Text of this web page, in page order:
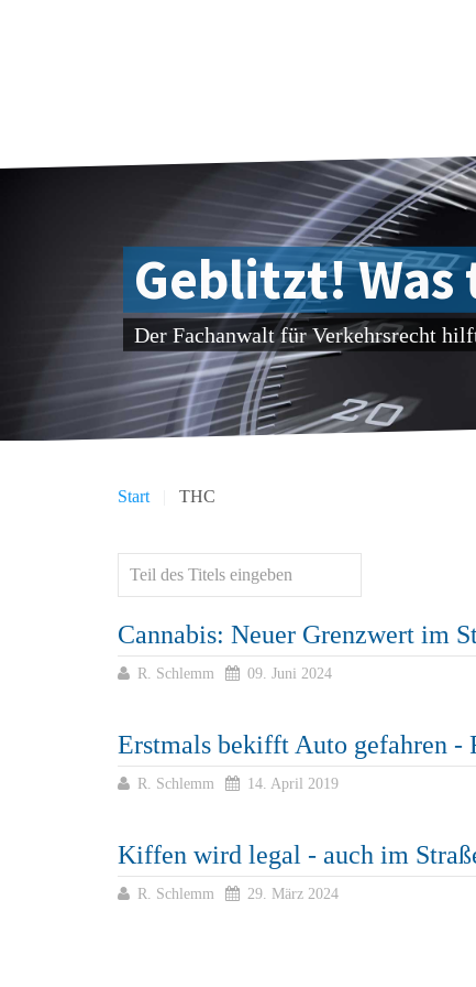
Geblitzt! Was
Der Fachanwalt für Verkehrsrecht
Start THC
Cannabis: Neuer Grenzwert im
R. Schlemm 09. Juni 2024
Erstmals bekifft Auto gefahren -
R. Schlemm 14. April 2019
Kiffen wird legal - auch im
R. Schlemm 29. März 2024